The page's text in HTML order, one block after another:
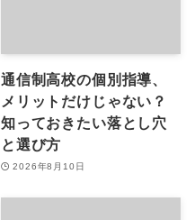
通信制高校の個別指導、
メリットだけじゃない？
知っておきたい落とし穴
と選び方
2026年8月10日